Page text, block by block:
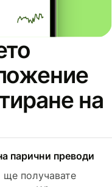
на
парични преводи
ще получавате